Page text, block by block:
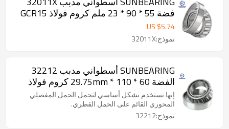
فضة 55 * 90 * 23 ملم كروم فولاذ GCR15
US $5.74
نموذج:32011X
SUNBEARING أسطواني مدبب 32212
الفضة 60 * 110 * 29.75mm كروم فولاذ
GCR15
إنها تستخدم بشكل أساسي لتحمل الحمل المفصلي
المحوري القائم على الحمل القطري.
نموذج:32212